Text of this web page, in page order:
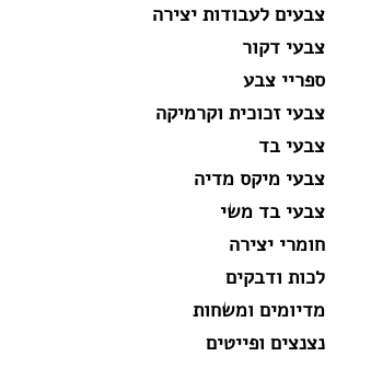
צבעים לעבודות יצירה
צבעי דקור
ספריי צבע
צבעי זכוכית וקרמיקה
צבעי בד
צבעי מיקס מדיה
צבעי בד משי
חומרי יצירה
לכות ודבקים
מדיומים ומשחות
נצנצים ופייטים